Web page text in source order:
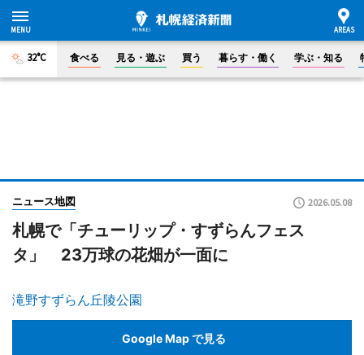
32°C 食べる 見る・遊ぶ 買う 暮らす・働く 学ぶ・知る
ニュース地図 2026.05.08
札幌で「チューリップ・すずらんフェス
タ」 23万球の花畑が一面に
滝野すずらん丘陵公園
Google Map で見る